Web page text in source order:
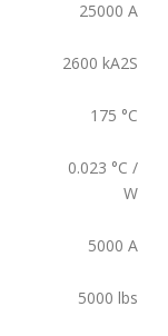
25000 A
2600 kA2S
175 °C
0.023 °C /
W
5000 A
5000 lbs